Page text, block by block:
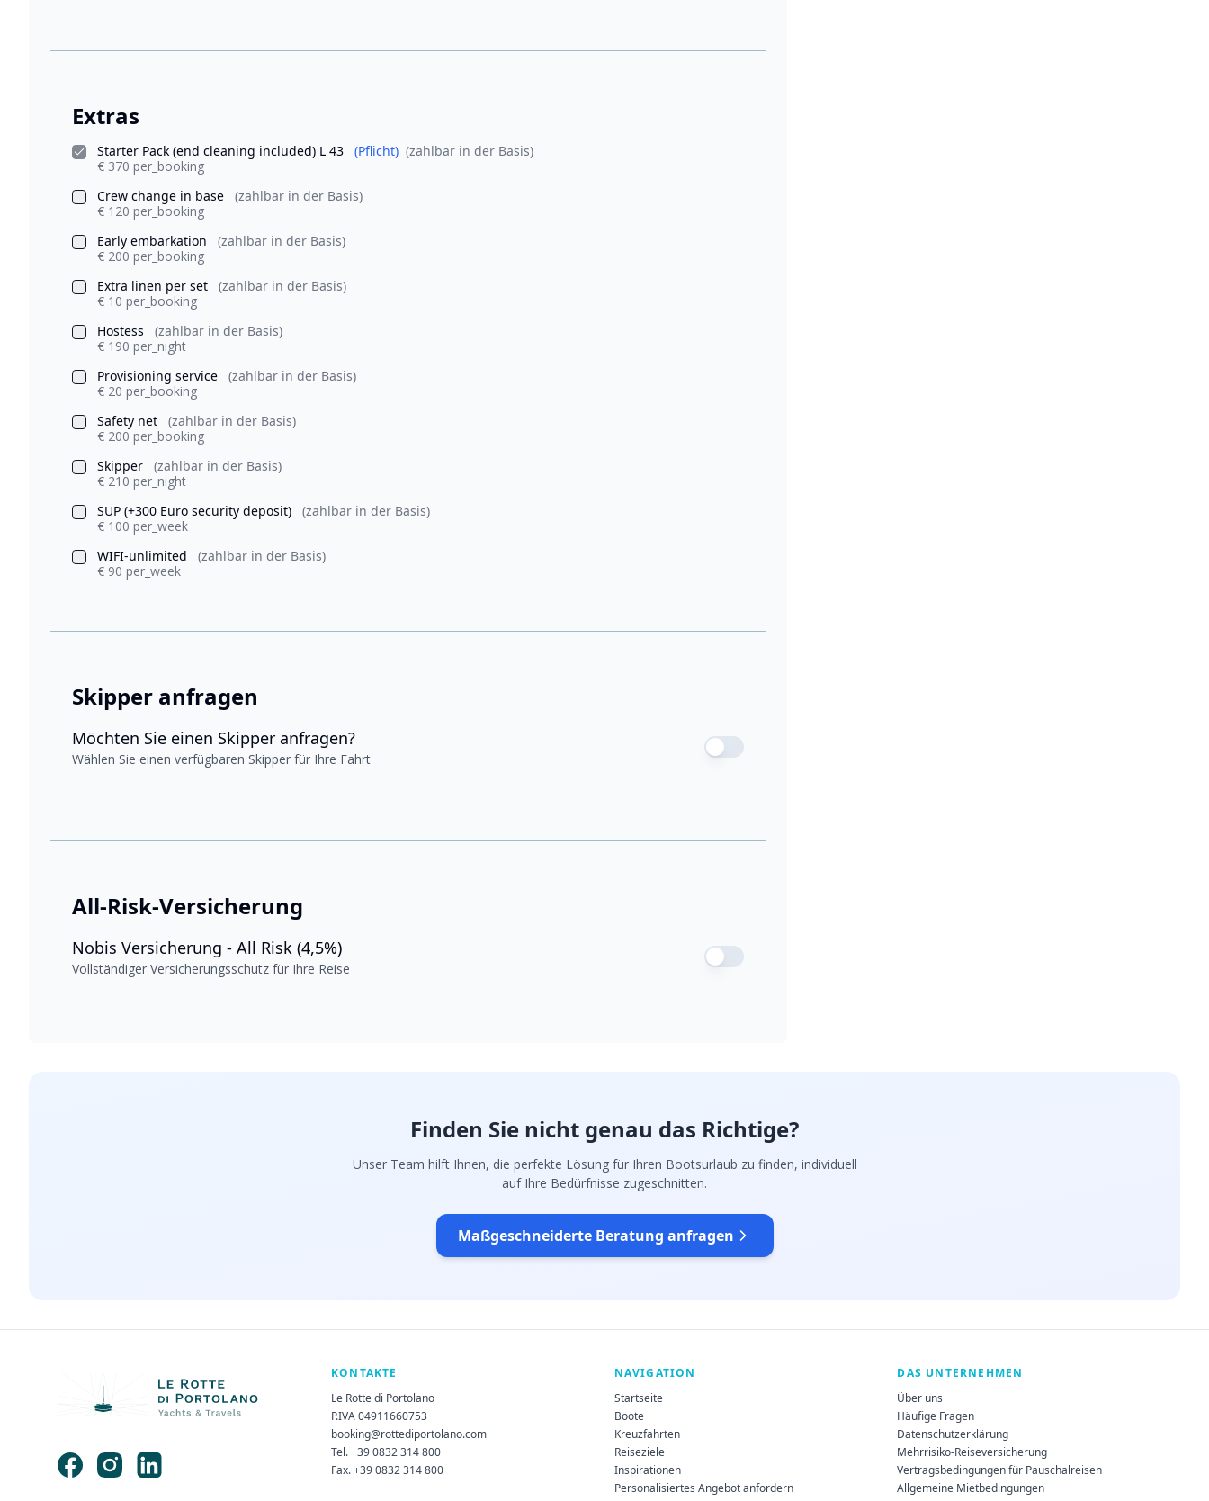
Extras
Starter Pack (end cleaning included) L 43 (Pflicht) (zahlbar in der Basis)
€ 370 per_booking
Crew change in base
(zahlbar in der Basis)
€ 120 per_booking
Early embarkation
(zahlbar in der Basis)
€ 200 per_booking
Extra linen per set
(zahlbar in der Basis)
€ 10 per_booking
Hostess
(zahlbar in der Basis)
€ 190 per_night
Provisioning service
(zahlbar in der Basis)
€ 20 per_booking
Safety net
(zahlbar in der Basis)
€ 200 per_booking
Skipper
(zahlbar in der Basis)
€ 210 per_night
SUP (+300 Euro security deposit)
(zahlbar in der Basis)
€ 100 per_week
WIFI-unlimited
(zahlbar in der Basis)
€ 90 per_week
Skipper anfragen
Möchten Sie einen Skipper anfragen?
Wählen Sie einen verfügbaren Skipper für Ihre Fahrt
All-Risk-Versicherung
Nobis Versicherung - All Risk (4,5%)
Vollständiger Versicherungsschutz für Ihre Reise
Finden Sie nicht genau das Richtige?
Unser Team hilft Ihnen, die perfekte Lösung für Ihren Bootsurlaub zu finden, individuell
auf Ihre Bedürfnisse zugeschnitten.
Maßgeschneiderte Beratung anfragen
KONTAKTE
Le Rotte di Portolano
P.IVA 04911660753
booking@rottediportolano.com
Tel. +39 0832 314 800
Fax. +39 0832 314 800
NAVIGATION
Startseite
Boote
Kreuzfahrten
Reiseziele
Inspirationen
Personalisiertes Angebot anfordern
DAS UNTERNEHMEN
Über uns
Häufige Fragen
Datenschutzerklärung
Mehrrisiko-Reiseversicherung
Vertragsbedingungen für Pauschalreisen
Allgemeine Mietbedingungen